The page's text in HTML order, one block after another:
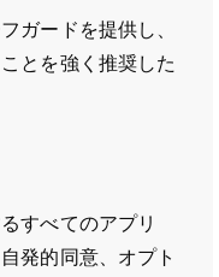
ガードを提供し、
とを強く推奨した
すべてのアプリ
発的同意、オプト